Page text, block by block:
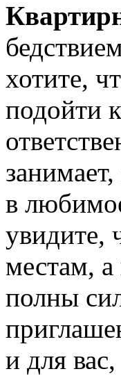
хотите,
подойти
в
увидите,
местам,
полны
и для